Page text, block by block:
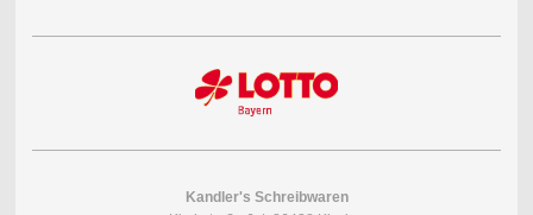
Kandler's Schreibwaren